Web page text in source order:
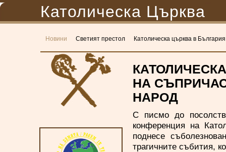
Католическа Църква
Новини Светият престол Католическа църква в България
НА
НАРОД
С писмо до
конференция на
поднесе
трагичните събития,